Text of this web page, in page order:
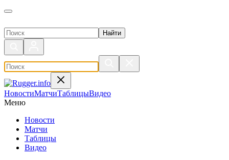
Поиск по сайту
НовостиМатчиТаблицыВидео
Меню
Новости
Матчи
Таблицы
Видео